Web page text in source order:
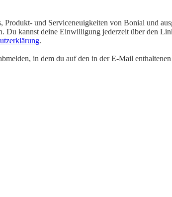
Produkt- und Serviceneuigkeiten von Bonial und
Du kannst deine Einwilligung jederzeit über den
.
in dem du auf den in der E-Mail